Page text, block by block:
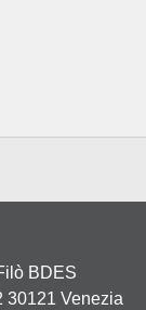
BDES
30121 Venezia